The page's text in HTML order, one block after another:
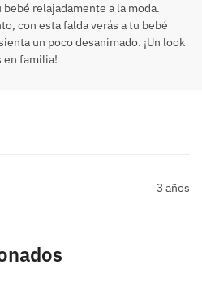
relajadamente a la moda.
con esta falda verás a tu bebé
un poco desanimado. ¡Un look
en familia!
3 años